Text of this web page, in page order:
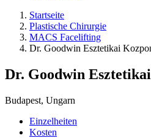
Startseite
Plastische Chirurgie
MACS Facelifting
Dr. Goodwin Esztetikai
Dr. Goodwin
Budapest, Ungarn
Einzelheiten
Kosten